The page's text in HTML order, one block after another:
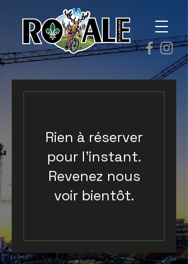
Rien à réserver
pour l'instant.
Revenez nous
voir bientôt.